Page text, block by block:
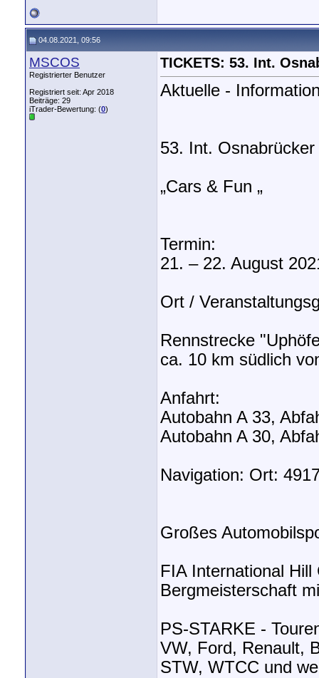
04.08.2021, 09:56
MSCOS
Registrierter Benutzer
Registriert seit: Apr 2018
Beiträge: 29
iTrader-Bewertung: (0)
TICKETS: 53. Int.
Aktuelle -
53. Int.
„Cars & Fun „
Termin:
21. – 22. August
Ort /
Rennstrecke
ca. 10 km südlich
Anfahrt:
Autobahn A 33,
Autobahn A 30,
Navigation: Ort:
Großes
FIA International
Bergmeisterschaft
PS-STARKE -
VW, Ford, Renault,
STW, WTCC und